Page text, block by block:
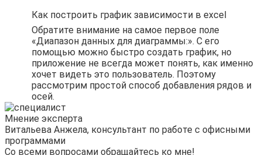
Как построить график зависимости в excel
Обратите внимание на самое первое поле
«Диапазон данных для диаграммы:». С его
помощью можно быстро создать график, но
приложение не всегда может понять, как именно
хочет видеть это пользователь. Поэтому
рассмотрим простой способ добавления рядов и
осей.
Мнение эксперта
Витальева Анжела, консультант по работе с офисными
программами
Со всеми вопросами обращайтесь ко мне!